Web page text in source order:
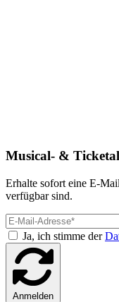
Musical- &
Erhalte sofort eine E-
verfügbar sind.
Ja, ich stimme der
Anmelden